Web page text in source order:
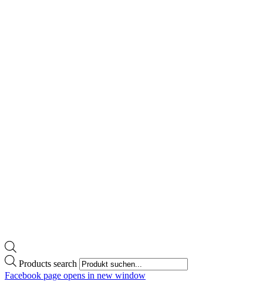
Products search
Facebook page opens in new window